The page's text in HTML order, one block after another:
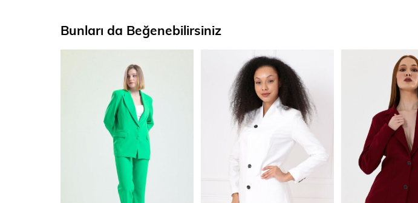
Bunları da Beğenebilirsiniz